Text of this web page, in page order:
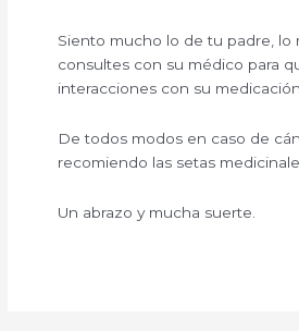
Siento mucho lo de tu padre, lo
consultes con su médico para
interacciones con su medicación.
De todos modos en caso de
recomiendo las setas
Un abrazo y mucha suerte.